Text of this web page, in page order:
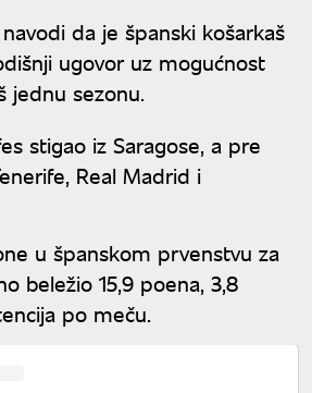
da je španski košarkaš
ugovor uz mogućnost
jednu sezonu.
stigao iz Saragose, a pre
Real Madrid i
u španskom prvenstvu za
beležio 15,9 poena, 3,8
po meču.